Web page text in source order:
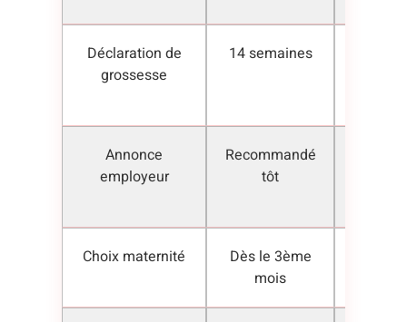
Déclaration de
grossesse
14 semaines
Annonce
employeur
Recommandé
tôt
Choix maternité
Dès le 3ème
mois